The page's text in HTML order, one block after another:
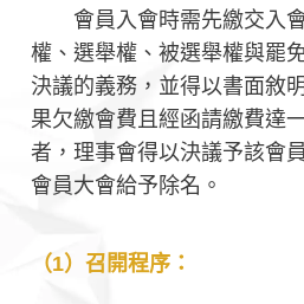
會員入會時需先繳交入
權、選舉權、被選舉權與罷
決議的義務，並得以書面敘
果欠繳會費且經函請繳費達
者，理事會得以決議予該會
會員大會給予除名。
（1）召開程序：